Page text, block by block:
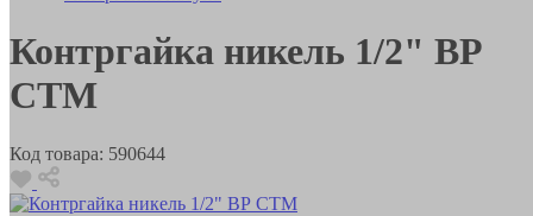
Контргайка никель 1/2" ВР
CTM
Код товара: 590644